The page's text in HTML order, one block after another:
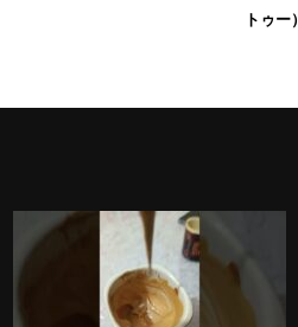
トゥー）